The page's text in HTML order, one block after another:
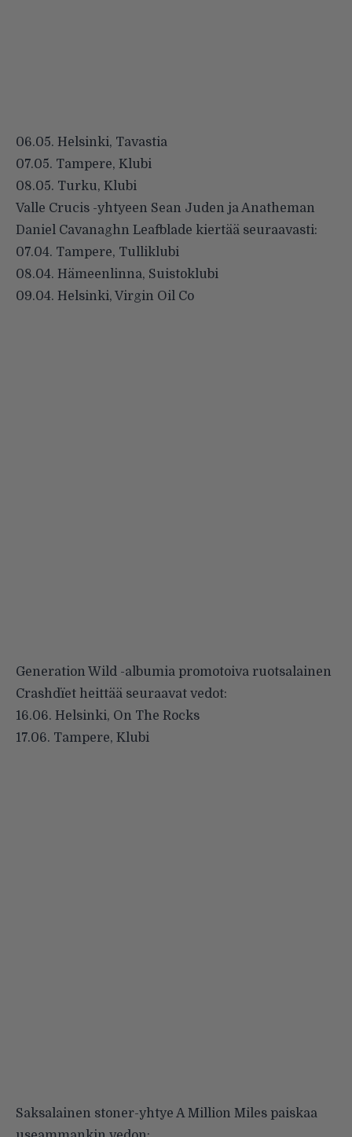
06.05. Helsinki, Tavastia
07.05. Tampere, Klubi
08.05. Turku, Klubi
Valle Crucis -yhtyeen Sean Juden ja Anatheman
Daniel Cavanaghn Leafblade kiertää seuraavasti:
07.04. Tampere, Tulliklubi
08.04. Hämeenlinna, Suistoklubi
09.04. Helsinki, Virgin Oil Co
Generation Wild -albumia promotoiva ruotsalainen
Crashdïet heittää seuraavat vedot:
16.06. Helsinki, On The Rocks
17.06. Tampere, Klubi
Saksalainen stoner-yhtye A Million Miles paiskaa